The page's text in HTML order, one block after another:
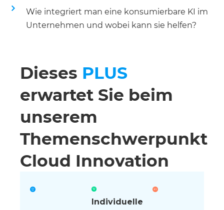
Wie integriert man eine konsumierbare KI im
Unternehmen und wobei kann sie helfen?
Dieses PLUS
erwartet Sie beim
unserem
Themenschwerpunkt
Cloud Innovation
Individuelle